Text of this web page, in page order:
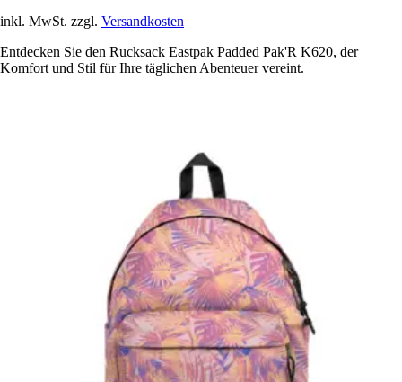
inkl. MwSt. zzgl. Versandkosten
Entdecken Sie den Rucksack Eastpak Padded Pak'R K620, der
Komfort und Stil für Ihre täglichen Abenteuer vereint.